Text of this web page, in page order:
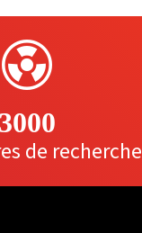
3000
de recherche